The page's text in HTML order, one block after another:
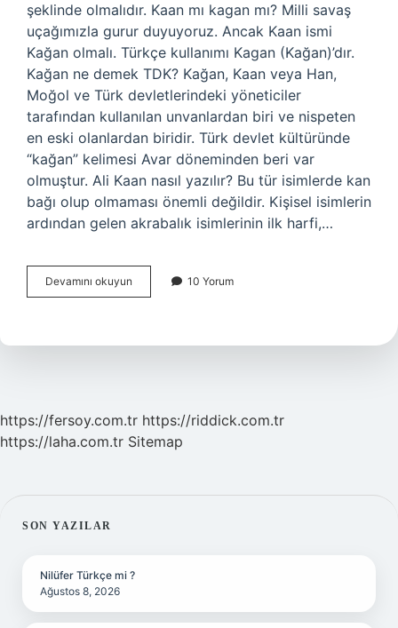
şeklinde olmalıdır. Kaan mı kagan mı? Milli savaş
uçağımızla gurur duyuyoruz. Ancak Kaan ismi
Kağan olmalı. Türkçe kullanımı Kagan (Kağan)’dır.
Kağan ne demek TDK? Kağan, Kaan veya Han,
Moğol ve Türk devletlerindeki yöneticiler
tarafından kullanılan unvanlardan biri ve nispeten
en eski olanlardan biridir. Türk devlet kültüründe
“kağan” kelimesi Avar döneminden beri var
olmuştur. Ali Kaan nasıl yazılır? Bu tür isimlerde kan
bağı olup olmaması önemli değildir. Kişisel isimlerin
ardından gelen akrabalık isimlerinin ilk harfi,…
Devamını okuyun
Ismi
Tdk
10 Yorum
https://fersoy.com.tr https://riddick.com.tr
https://laha.com.tr Sitemap
SIDEBAR
SON YAZILAR
Nilüfer Türkçe mi ?
Ağustos 8, 2026